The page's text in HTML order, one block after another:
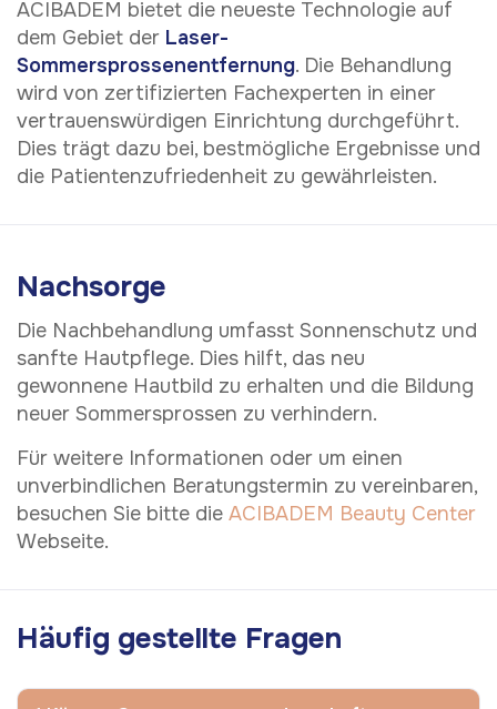
ACIBADEM bietet die neueste Technologie auf
dem Gebiet der Laser-
Sommersprossenentfernung. Die Behandlung
wird von zertifizierten Fachexperten in einer
vertrauenswürdigen Einrichtung durchgeführt.
Dies trägt dazu bei, bestmögliche Ergebnisse und
die Patientenzufriedenheit zu gewährleisten.
Nachsorge
Die Nachbehandlung umfasst Sonnenschutz und
sanfte Hautpflege. Dies hilft, das neu
gewonnene Hautbild zu erhalten und die Bildung
neuer Sommersprossen zu verhindern.
Für weitere Informationen oder um einen
unverbindlichen Beratungstermin zu vereinbaren,
besuchen Sie bitte die ACIBADEM Beauty Center
Webseite.
Häufig gestellte Fragen